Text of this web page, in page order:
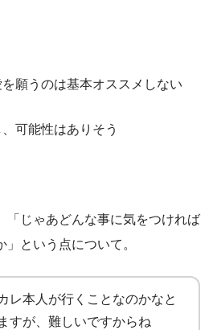
願うのは基本オススメしない
可能性はありそう
「じゃあどんな事に気をつければ
という点について。
レ本人が行くことなのかなと
すが、難しいですからね